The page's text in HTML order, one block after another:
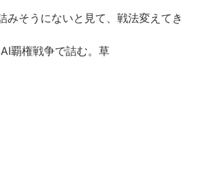
みそうにないと見て、戦法変えてき
覇権戦争で詰む。草